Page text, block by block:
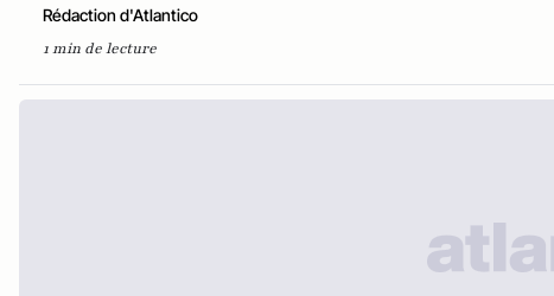
Rédaction d'Atlantico
1 min de lecture